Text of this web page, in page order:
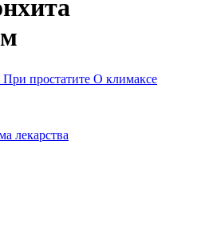
При простатите О климаксе
лекарства